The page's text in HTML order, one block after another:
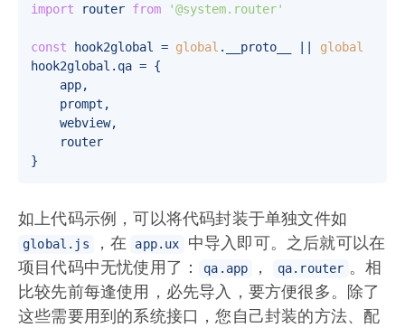
import router from '@system.router'
const hook2global = global . __proto__
global
hook2global. qa = {
    app,
    prompt,
    webview,
    router
如上代码示例，可以将代码封装于单独文件如
global.js ，在 app.ux
中导入即可。之后就可以在
项目代码中无忧使用了：
qa.app ， qa.router 。相
比较先前每逢使用，必先导入，要方便很多。除了
这些需要用到的系统接口，您自己封装的方法、配